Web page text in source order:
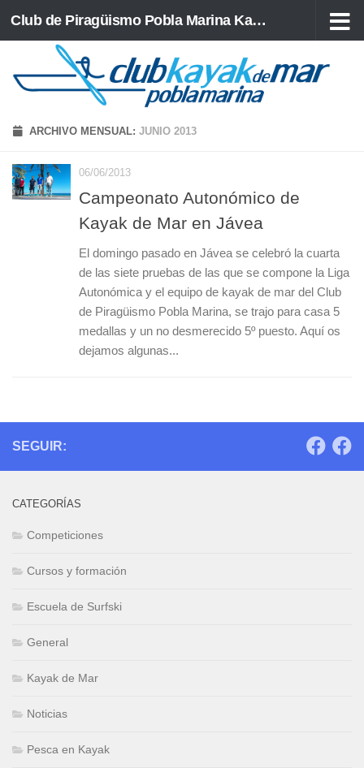
Saltar al contenido Club de Piragüismo Pobla Marina Kayak de Mar
ARCHIVO MENSUAL:JUNIO 2013
06/06/2013
Campeonato Autonómico de
Kayak de Mar en Jávea
El domingo pasado en Jávea se celebró la cuarta
de las siete pruebas de las que se compone la Liga
Autonómica y el equipo de kayak de mar del Club
de Piragüismo Pobla Marina, se trajo para casa 5
medallas y un no desmerecido 5º puesto. Aquí os
dejamos algunas...
SEGUIR:
CATEGORÍAS
Competiciones
Cursos y formación
Escuela de Surfski
General
Kayak de Mar
Noticias
Pesca en Kayak